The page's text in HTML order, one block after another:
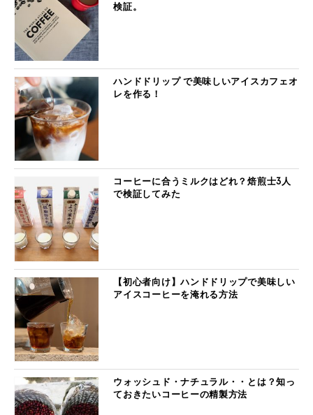
検証。
ハンドドリップ で美味しいアイスカフェオ
レを作る！
コーヒーに合うミルクはどれ？焙煎士3人
で検証してみた
【初心者向け】ハンドドリップで美味しい
アイスコーヒーを淹れる方法
ウォッシュド・ナチュラル・・とは？知っ
ておきたいコーヒーの精製方法